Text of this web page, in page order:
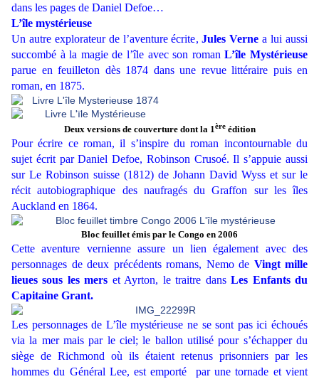
dans les pages de Daniel Defoe…
L’île mystérieuse
Un autre explorateur de l’aventure écrite,Jules Verne a lui aussi
succombé à la magie de l’île avec son romanL’île Mystérieuse
parue en feuilleton dès 1874 dans une revue littéraire puis en
roman, en 1875.
Deux versions de couverture dont la 1èreédition
Pour écrire ce roman, il s’inspire du roman incontournable du
sujet écrit par Daniel Defoe, Robinson Crusoé. Il s’appuie aussi
sur Le Robinson suisse (1812) de Johann David Wyss et sur le
récit autobiographique des naufragés du Graffon sur les îles
Auckland en 1864.
Bloc feuillet émis par le Congo en 2006
Cette aventure vernienne assure un lien également avec des
personnages de deux précédents romans, Nemo de Vingt mille
lieues sous les mers et Ayrton, le traitre dansLes Enfants du
Capitaine Grant.
Les personnages de L’île mystérieuse ne se sont pas ici échoués
via la mer mais par le ciel; le ballon utilisé pour s’échapper du
siège de Richmond où ils étaient retenus prisonniers par les
hommes du Général Lee, est emporté par une tornade et vient